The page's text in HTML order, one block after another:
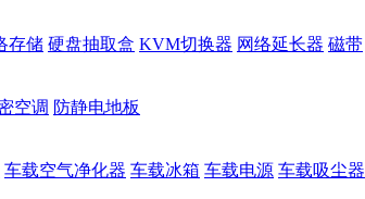
存储 硬盘抽取盒 KVM切换器 网络延长器 磁带
空调 防静电地板
车载空气净化器 车载冰箱 车载电源 车载吸尘器